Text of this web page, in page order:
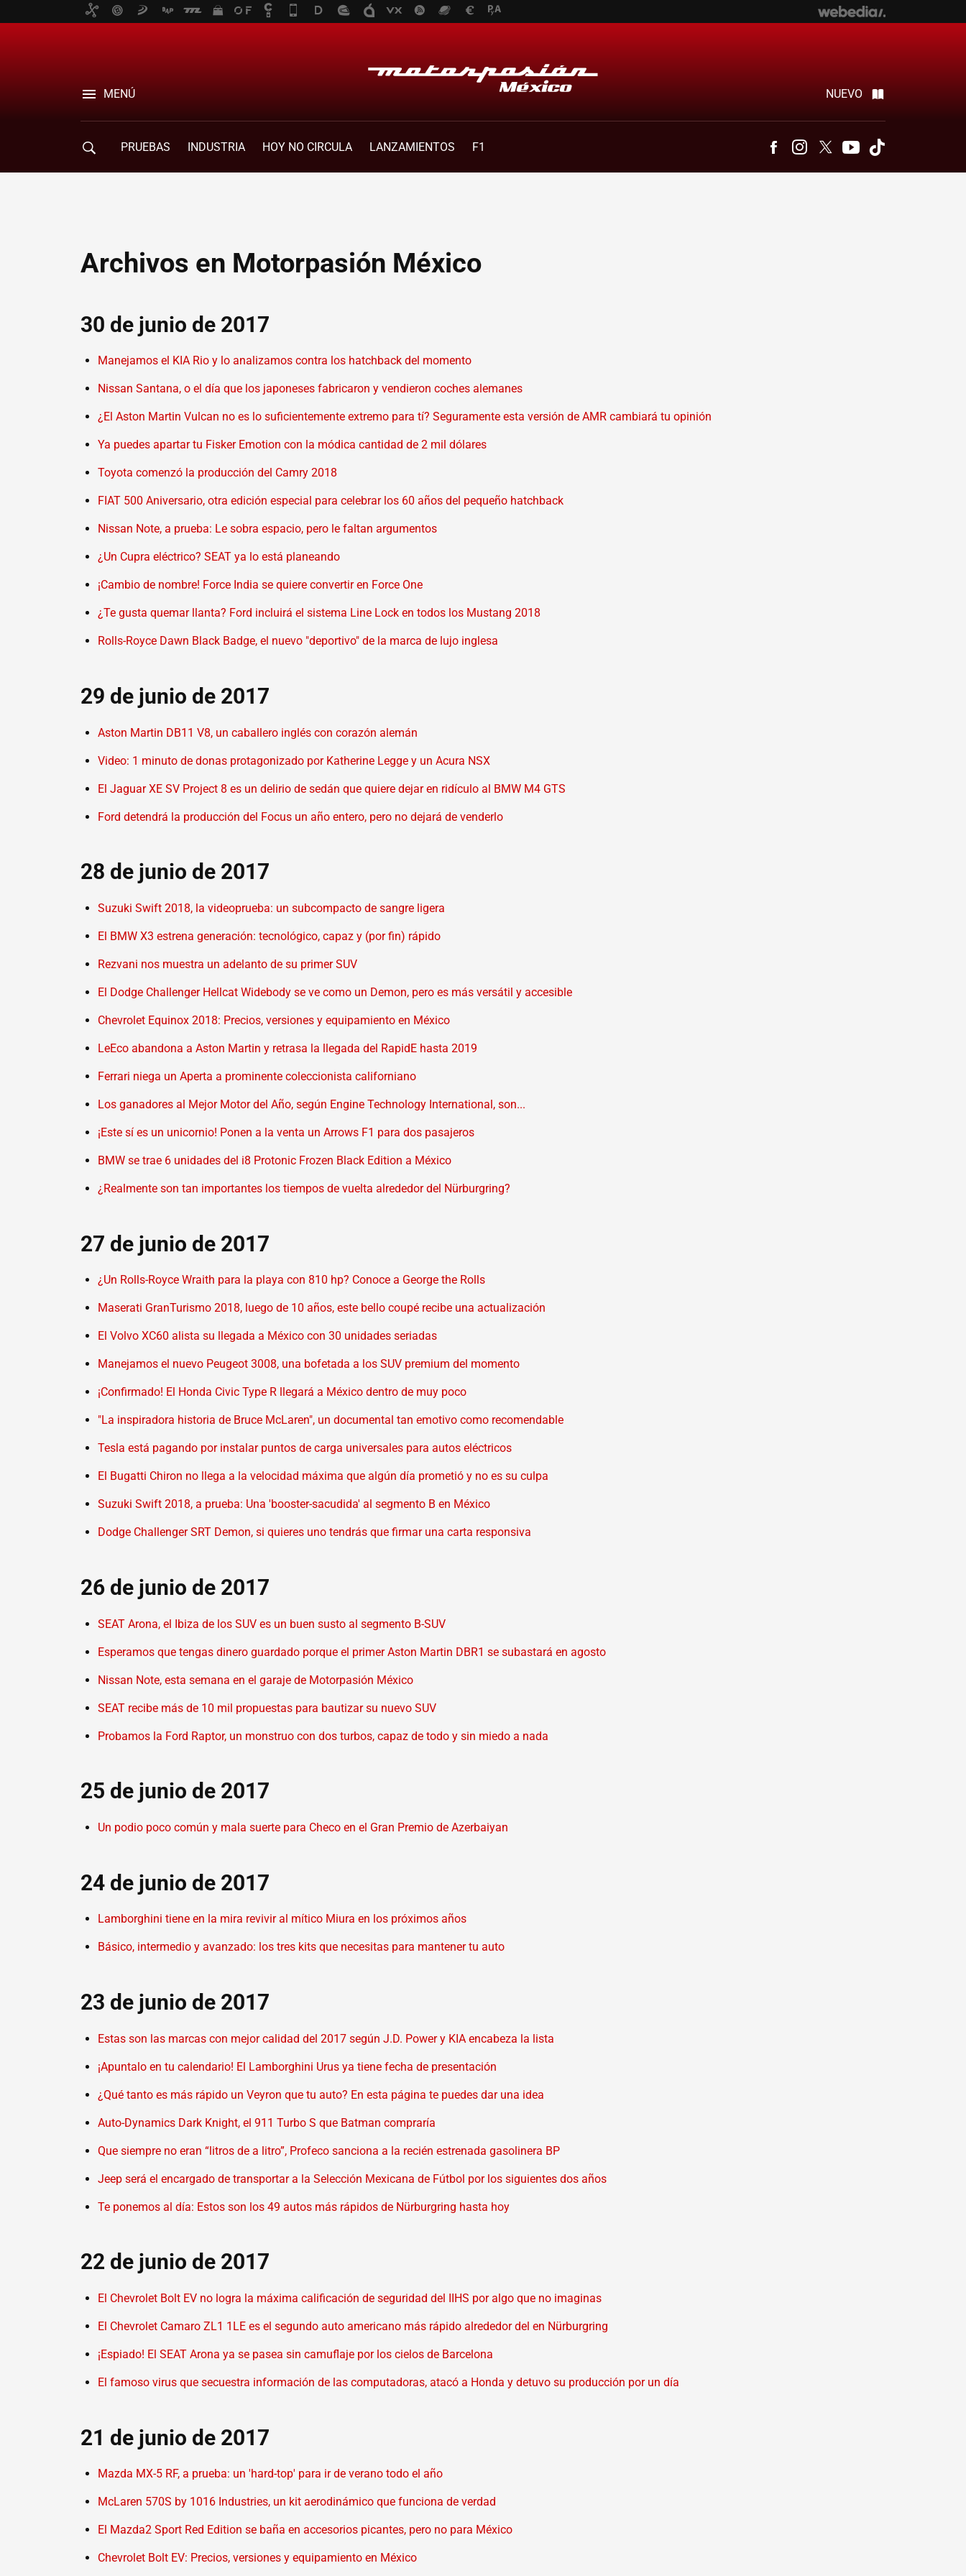
MENÚ NUEVO
PRUEBAS INDUSTRIA HOY NO CIRCULA LANZAMIENTOS F1 FacebookInstagram
Twitter Youtube
Archivos en Motorpasión México
30 de junio de 2017
Manejamos el KIA Rio y lo analizamos contra los hatchback del momento
Nissan Santana, o el día que los japoneses fabricaron y vendieron coches alemanes
¿El Aston Martin Vulcan no es lo suficientemente extremo para tí? Seguramente esta versión de AMR cambiará tu opinión
Ya puedes apartar tu Fisker Emotion con la módica cantidad de 2 mil dólares
Toyota comenzó la producción del Camry 2018
FIAT 500 Aniversario, otra edición especial para celebrar los 60 años del pequeño hatchback
Nissan Note, a prueba: Le sobra espacio, pero le faltan argumentos
¿Un Cupra eléctrico? SEAT ya lo está planeando
¡Cambio de nombre! Force India se quiere convertir en Force One
¿Te gusta quemar llanta? Ford incluirá el sistema Line Lock en todos los Mustang 2018
Rolls-Royce Dawn Black Badge, el nuevo "deportivo" de la marca de lujo inglesa
29 de junio de 2017
Aston Martin DB11 V8, un caballero inglés con corazón alemán
Video: 1 minuto de donas protagonizado por Katherine Legge y un Acura NSX
El Jaguar XE SV Project 8 es un delirio de sedán que quiere dejar en ridículo al BMW M4 GTS
Ford detendrá la producción del Focus un año entero, pero no dejará de venderlo
28 de junio de 2017
Suzuki Swift 2018, la videoprueba: un subcompacto de sangre ligera
El BMW X3 estrena generación: tecnológico, capaz y (por fin) rápido
Rezvani nos muestra un adelanto de su primer SUV
El Dodge Challenger Hellcat Widebody se ve como un Demon, pero es más versátil y accesible
Chevrolet Equinox 2018: Precios, versiones y equipamiento en México
LeEco abandona a Aston Martin y retrasa la llegada del RapidE hasta 2019
Ferrari niega un Aperta a prominente coleccionista californiano
Los ganadores al Mejor Motor del Año, según Engine Technology International, son...
¡Este sí es un unicornio! Ponen a la venta un Arrows F1 para dos pasajeros
BMW se trae 6 unidades del i8 Protonic Frozen Black Edition a México
¿Realmente son tan importantes los tiempos de vuelta alrededor del Nürburgring?
27 de junio de 2017
¿Un Rolls-Royce Wraith para la playa con 810 hp? Conoce a George the Rolls
Maserati GranTurismo 2018, luego de 10 años, este bello coupé recibe una actualización
El Volvo XC60 alista su llegada a México con 30 unidades seriadas
Manejamos el nuevo Peugeot 3008, una bofetada a los SUV premium del momento
¡Confirmado! El Honda Civic Type R llegará a México dentro de muy poco
"La inspiradora historia de Bruce McLaren", un documental tan emotivo como recomendable
Tesla está pagando por instalar puntos de carga universales para autos eléctricos
El Bugatti Chiron no llega a la velocidad máxima que algún día prometió y no es su culpa
Suzuki Swift 2018, a prueba: Una 'booster-sacudida' al segmento B en México
Dodge Challenger SRT Demon, si quieres uno tendrás que firmar una carta responsiva
26 de junio de 2017
SEAT Arona, el Ibiza de los SUV es un buen susto al segmento B-SUV
Esperamos que tengas dinero guardado porque el primer Aston Martin DBR1 se subastará en agosto
Nissan Note, esta semana en el garaje de Motorpasión México
SEAT recibe más de 10 mil propuestas para bautizar su nuevo SUV
Probamos la Ford Raptor, un monstruo con dos turbos, capaz de todo y sin miedo a nada
25 de junio de 2017
Un podio poco común y mala suerte para Checo en el Gran Premio de Azerbaiyan
24 de junio de 2017
Lamborghini tiene en la mira revivir al mítico Miura en los próximos años
Básico, intermedio y avanzado: los tres kits que necesitas para mantener tu auto
23 de junio de 2017
Estas son las marcas con mejor calidad del 2017 según J.D. Power y KIA encabeza la lista
¡Apuntalo en tu calendario! El Lamborghini Urus ya tiene fecha de presentación
¿Qué tanto es más rápido un Veyron que tu auto? En esta página te puedes dar una idea
Auto-Dynamics Dark Knight, el 911 Turbo S que Batman compraría
Que siempre no eran “litros de a litro”, Profeco sanciona a la recién estrenada gasolinera BP
Jeep será el encargado de transportar a la Selección Mexicana de Fútbol por los siguientes dos años
Te ponemos al día: Estos son los 49 autos más rápidos de Nürburgring hasta hoy
22 de junio de 2017
El Chevrolet Bolt EV no logra la máxima calificación de seguridad del IIHS por algo que no imaginas
El Chevrolet Camaro ZL1 1LE es el segundo auto americano más rápido alrededor del en Nürburgring
¡Espiado! El SEAT Arona ya se pasea sin camuflaje por los cielos de Barcelona
El famoso virus que secuestra información de las computadoras, atacó a Honda y detuvo su producción por un día
21 de junio de 2017
Mazda MX-5 RF, a prueba: un 'hard-top' para ir de verano todo el año
McLaren 570S by 1016 Industries, un kit aerodinámico que funciona de verdad
El Mazda2 Sport Red Edition se baña en accesorios picantes, pero no para México
Chevrolet Bolt EV: Precios, versiones y equipamiento en México